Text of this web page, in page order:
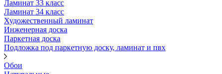
Ламинат 33 класс
Ламинат 34 класс
Художественный ламинат
Инженерная доска
Паркетная доска
Подложка под паркетную доску, ламинат и пвх
Обои